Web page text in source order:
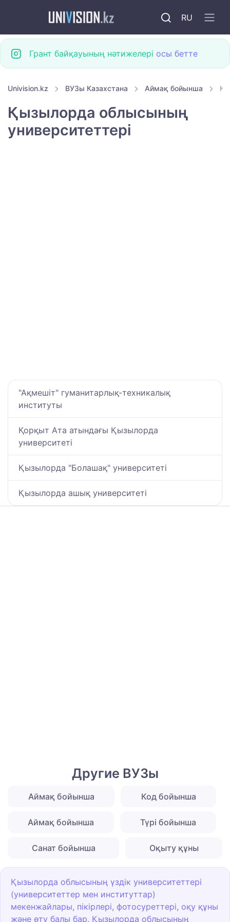
RU
Грант байқауының нәтижелері осы бетте
Univision.kz ВУЗы Казахстана Аймақ бойынша
Қызылорда облысының
университеттері
"Ақмешіт" гуманитарлық-техникалық
институты
Қорқыт Ата атындағы Қызылорда
университеті
Қызылорда "Болашақ" университеті
Қызылорда ашық университеті
Другие ВУЗы
Аймақ бойынша Код бойынша
Аймақ бойынша Түрі бойынша
Санат бойынша Оқыту құны
Қызылорда облысының үздік университеттері
(университеттер мен институттар)
мекенжайлары, пікірлері, фотосуреттері, оқу құны
және өту балы бар. Қызылорда облысының